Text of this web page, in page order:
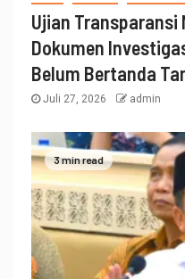
Ujian Transparansi
Dokumen
Belum Bertanda
Juli 27, 2026 admin
3 min read